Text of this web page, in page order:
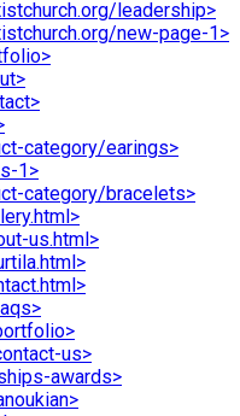
leadership>
new-page-1>
category/earings>
1>
category/bracelets>
us.html>
us>
awards>